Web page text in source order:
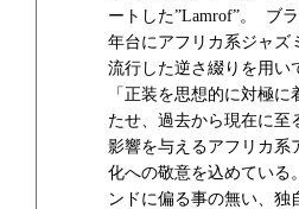
ートした”Lamrof”。 ブ
年台にアフリカ系ジャズ
流行した逆さ綴りを用い
「正装を思想的に対極
たせ、過去から現在に至
影響を与えるアフリカ系
化への敬意を込めてい
ンドに偏る事の無い、独